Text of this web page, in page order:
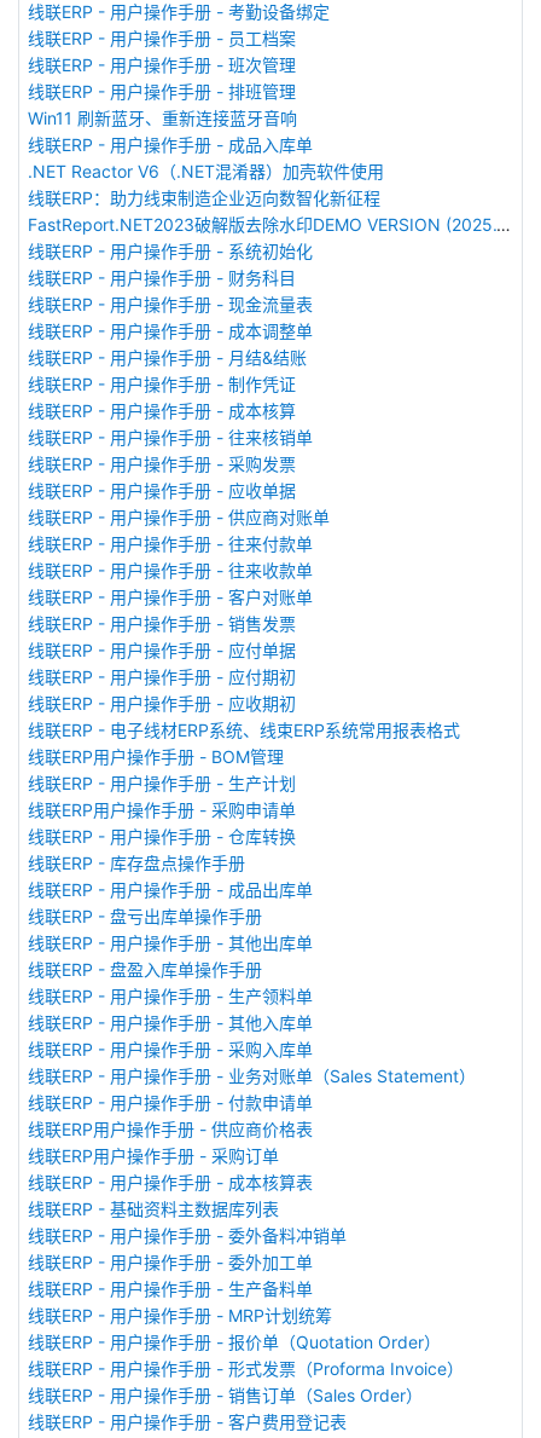
线联ERP - 用户操作手册 - 考勤设备绑定
线联ERP - 用户操作手册 - 员工档案
线联ERP - 用户操作手册 - 班次管理
线联ERP - 用户操作手册 - 排班管理
Win11 刷新蓝牙、重新连接蓝牙音响
线联ERP - 用户操作手册 - 成品入库单
.NET Reactor V6（.NET混淆器）加壳软件使用
线联ERP：助力线束制造企业迈向数智化新征程
FastReport.NET2023破解版去除水印DEMO VERSION (2025.1.14/2023.2.18版本)
线联ERP - 用户操作手册 - 系统初始化
线联ERP - 用户操作手册 - 财务科目
线联ERP - 用户操作手册 - 现金流量表
线联ERP - 用户操作手册 - 成本调整单
线联ERP - 用户操作手册 - 月结&结账
线联ERP - 用户操作手册 - 制作凭证
线联ERP - 用户操作手册 - 成本核算
线联ERP - 用户操作手册 - 往来核销单
线联ERP - 用户操作手册 - 采购发票
线联ERP - 用户操作手册 - 应收单据
线联ERP - 用户操作手册 - 供应商对账单
线联ERP - 用户操作手册 - 往来付款单
线联ERP - 用户操作手册 - 往来收款单
线联ERP - 用户操作手册 - 客户对账单
线联ERP - 用户操作手册 - 销售发票
线联ERP - 用户操作手册 - 应付单据
线联ERP - 用户操作手册 - 应付期初
线联ERP - 用户操作手册 - 应收期初
线联ERP - 电子线材ERP系统、线束ERP系统常用报表格式
线联ERP用户操作手册 - BOM管理
线联ERP - 用户操作手册 - 生产计划
线联ERP用户操作手册 - 采购申请单
线联ERP - 用户操作手册 - 仓库转换
线联ERP - 库存盘点操作手册
线联ERP - 用户操作手册 - 成品出库单
线联ERP - 盘亏出库单操作手册
线联ERP - 用户操作手册 - 其他出库单
线联ERP - 盘盈入库单操作手册
线联ERP - 用户操作手册 - 生产领料单
线联ERP - 用户操作手册 - 其他入库单
线联ERP - 用户操作手册 - 采购入库单
线联ERP - 用户操作手册 - 业务对账单（Sales Statement）
线联ERP - 用户操作手册 - 付款申请单
线联ERP用户操作手册 - 供应商价格表
线联ERP用户操作手册 - 采购订单
线联ERP - 用户操作手册 - 成本核算表
线联ERP - 基础资料主数据库列表
线联ERP - 用户操作手册 - 委外备料冲销单
线联ERP - 用户操作手册 - 委外加工单
线联ERP - 用户操作手册 - 生产备料单
线联ERP - 用户操作手册 - MRP计划统筹
线联ERP - 用户操作手册 - 报价单（Quotation Order）
线联ERP - 用户操作手册 - 形式发票（Proforma Invoice）
线联ERP - 用户操作手册 - 销售订单（Sales Order）
线联ERP - 用户操作手册 - 客户费用登记表